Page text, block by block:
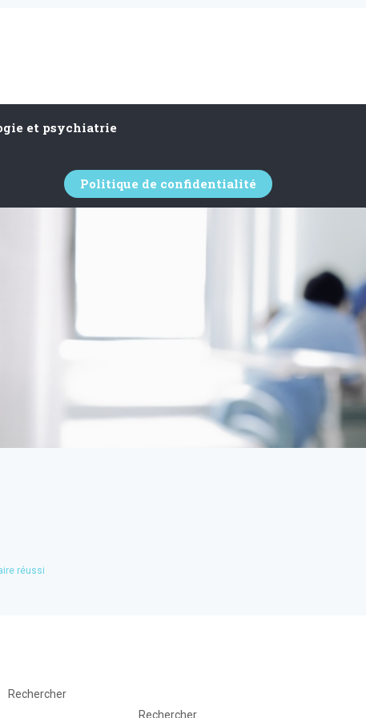
et psychiatrie
Politique de confidentialité
réussi
Rechercher
Rechercher